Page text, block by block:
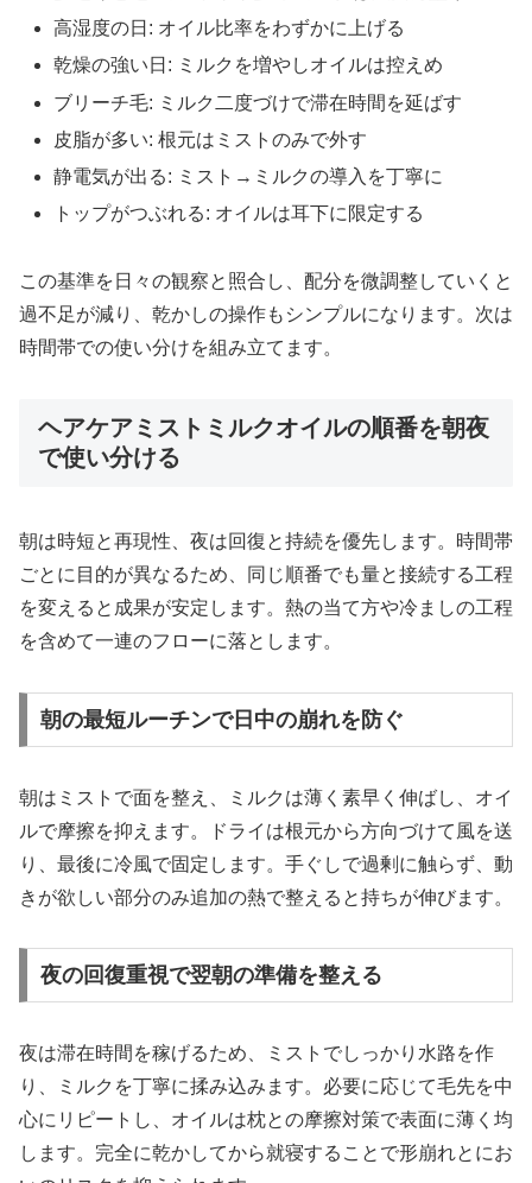
高湿度の日: オイル比率をわずかに上げる
乾燥の強い日: ミルクを増やしオイルは控えめ
ブリーチ毛: ミルク二度づけで滞在時間を延ばす
皮脂が多い: 根元はミストのみで外す
静電気が出る: ミスト→ミルクの導入を丁寧に
トップがつぶれる: オイルは耳下に限定する
この基準を日々の観察と照合し、配分を微調整していくと
過不足が減り、乾かしの操作もシンプルになります。次は
時間帯での使い分けを組み立てます。
ヘアケアミストミルクオイルの順番を朝夜
で使い分ける
朝は時短と再現性、夜は回復と持続を優先します。時間帯
ごとに目的が異なるため、同じ順番でも量と接続する工程
を変えると成果が安定します。熱の当て方や冷ましの工程
を含めて一連のフローに落とします。
朝の最短ルーチンで日中の崩れを防ぐ
朝はミストで面を整え、ミルクは薄く素早く伸ばし、オイ
ルで摩擦を抑えます。ドライは根元から方向づけて風を送
り、最後に冷風で固定します。手ぐしで過剰に触らず、動
きが欲しい部分のみ追加の熱で整えると持ちが伸びます。
夜の回復重視で翌朝の準備を整える
夜は滞在時間を稼げるため、ミストでしっかり水路を作
り、ミルクを丁寧に揉み込みます。必要に応じて毛先を中
心にリピートし、オイルは枕との摩擦対策で表面に薄く均
します。完全に乾かしてから就寝することで形崩れとにお